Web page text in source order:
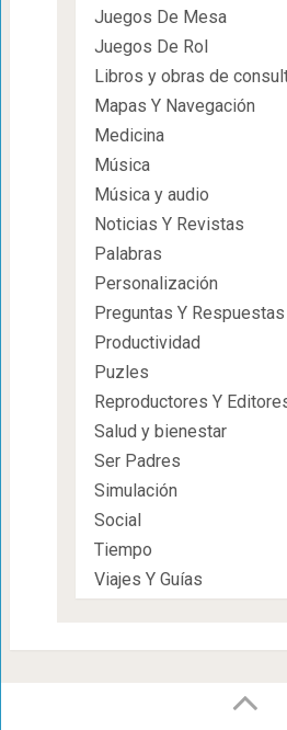
Juegos De Mesa
Juegos De Rol
Libros y obras de
Mapas Y Navegación
Medicina
Música
Música y audio
Noticias Y Revistas
Palabras
Personalización
Preguntas Y Respuestas
Productividad
Puzles
Reproductores Y
Salud y bienestar
Ser Padres
Simulación
Social
Tiempo
Viajes Y Guías